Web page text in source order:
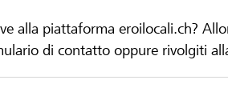
alla piattaforma eroilocali.ch?
di contatto oppure rivolgiti